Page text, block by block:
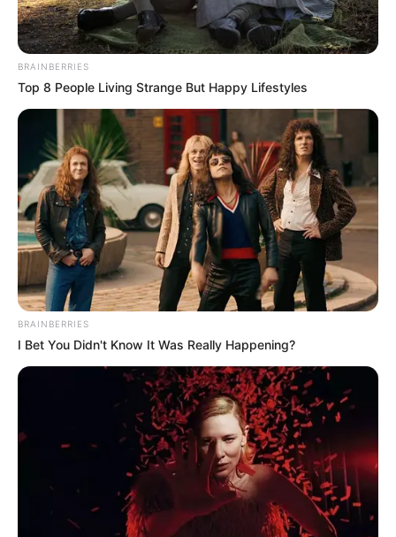
BRAINBERRIES
Top 8 People Living Strange But Happy Lifestyles
BRAINBERRIES
I Bet You Didn't Know It Was Really Happening?